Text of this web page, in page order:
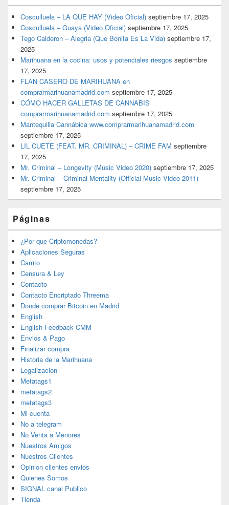
Cosculluela – LA QUE HAY (Video Oficial) septiembre 17, 2025
Cosculluela – Guaya (Video Oficial) septiembre 17, 2025
Tego Calderon – Alegria (Que Bonita Es La Vida) septiembre 17,
2025
Marihuana en la cocina: usos y potenciales riesgos septiembre
17, 2025
FLAN CASERO DE MARIHUANA en
comprarmarihuanamadrid.com septiembre 17, 2025
CÓMO HACER GALLETAS DE CANNABIS
comprarmarihuanamadrid.com septiembre 17, 2025
Mantequilla Cannábica www.comprarmarihuanamadrid.com
septiembre 17, 2025
LIL CUETE (FEAT. MR. CRIMINAL) – CRIME FAM septiembre
17, 2025
Mr. Criminal – Longevity (Music Video 2020) septiembre 17, 2025
Mr. Criminal – Criminal Mentality (Official Music Video 2011)
septiembre 17, 2025
Páginas
¿Por que Criptomonedas?
Aplicaciones Seguras
Carrito
Censura & Ley
Contacto
Contacto Encriptado Threema
Donde comprar Bitcoin en Madrid
English
English Feedback CMM
Envios & Pago
Finalizar compra
Historia de la Marihuana
Legalizacion
Metatags1
metatags2
metatags3
Mi cuenta
No a telegram
No Venta a Menores
Nuestros Amigos
Nuestros Clientes
Opinion clientes envios
Quienes Somos
SIGNAL canal Publico
Tienda